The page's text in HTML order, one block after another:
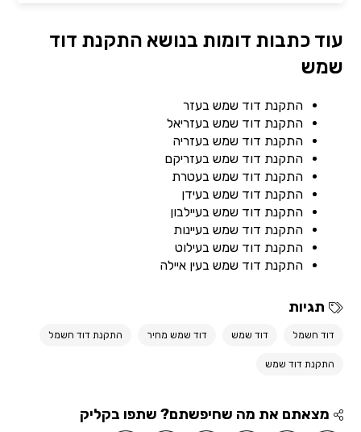
עוד כתבות דומות בנושא התקנת דוד
שמש
התקנת דוד שמש בעזר
התקנת דוד שמש בעזריאל
התקנת דוד שמש בעזריה
התקנת דוד שמש בעזריקם
התקנת דוד שמש בעטרת
התקנת דוד שמש בעידן
התקנת דוד שמש בעיילבון
התקנת דוד שמש בעיינות
התקנת דוד שמש בעילוט
התקנת דוד שמש בעין איילה
תגיות
דוד חשמל דוד שמש דוד שמש מחיר התקנת דוד חשמל
התקנת דוד שמש
מצאתם את מה שחיפשתם? שתפו בקליק